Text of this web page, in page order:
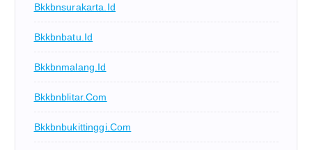
Bkkbnsurakarta.id
Bkkbnbatu.id
Bkkbnmalang.id
Bkkbnblitar.com
Bkkbnbukittinggi.com